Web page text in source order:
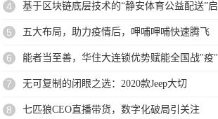
4 基于区块链底层技术的“静安体育公益配送”启
5 五大布局，助力疫情后，呷哺呷哺快速腾飞
6 能者当至善，华住大连锁优势赋能全国战"疫"
7 无可复制的闭眼之选：2020款Jeep大切
8 七匹狼CEO直播带货，数字化破局引关注